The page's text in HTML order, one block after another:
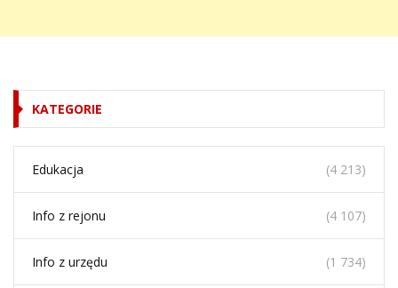
KATEGORIE
Edukacja (4 213)
Info z rejonu (4 107)
Info z urzędu (1 734)